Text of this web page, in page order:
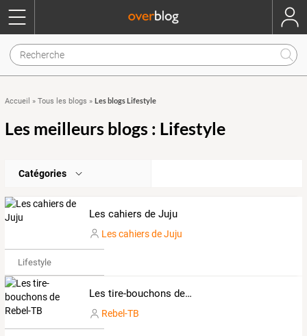
Accueil » Tous les blogs » Les blogs Lifestyle
Les meilleurs blogs : Lifestyle
Catégories
Les cahiers de Juju
Les cahiers de Juju
Lifestyle
Les tire-bouchons de Rebel-TB
Rebel-TB